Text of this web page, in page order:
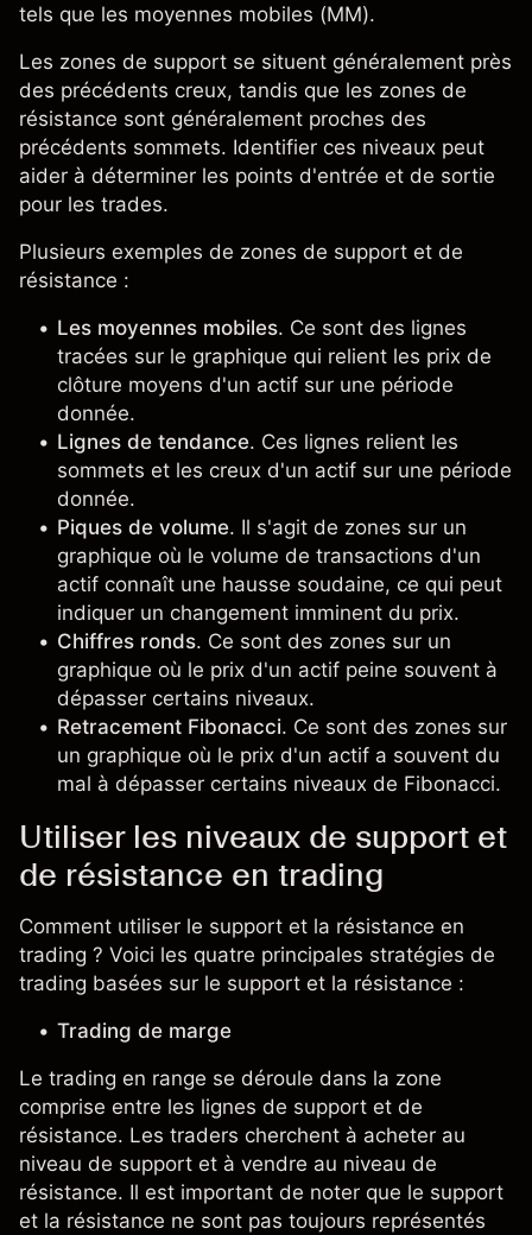
tels que les moyennes mobiles (MM).
Les zones de support se situent généralement près
des précédents creux, tandis que les zones de
résistance sont généralement proches des
précédents sommets. Identifier ces niveaux peut
aider à déterminer les points d'entrée et de sortie
pour les trades.
Plusieurs exemples de zones de support et de
résistance :
Les moyennes mobiles. Ce sont des lignes
tracées sur le graphique qui relient les prix de
clôture moyens d'un actif sur une période
donnée.
Lignes de tendance. Ces lignes relient les
sommets et les creux d'un actif sur une période
donnée.
Piques de volume. Il s'agit de zones sur un
graphique où le volume de transactions d'un
actif connaît une hausse soudaine, ce qui peut
indiquer un changement imminent du prix.
Chiffres ronds. Ce sont des zones sur un
graphique où le prix d'un actif peine souvent à
dépasser certains niveaux.
Retracement Fibonacci. Ce sont des zones sur
un graphique où le prix d'un actif a souvent du
mal à dépasser certains niveaux de Fibonacci.
Utiliser les niveaux de support et
de résistance en trading
Comment utiliser le support et la résistance en
trading ? Voici les quatre principales stratégies de
trading basées sur le support et la résistance :
Trading de marge
Le trading en range se déroule dans la zone
comprise entre les lignes de support et de
résistance. Les traders cherchent à acheter au
niveau de support et à vendre au niveau de
résistance. Il est important de noter que le support
et la résistance ne sont pas toujours représentés